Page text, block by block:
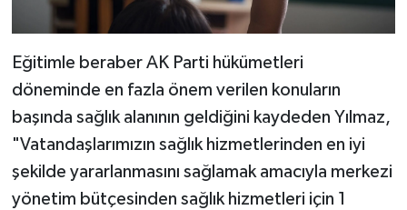
Eğitimle beraber AK Parti hükümetleri
döneminde en fazla önem verilen konuların
başında sağlık alanının geldiğini kaydeden Yılmaz,
"Vatandaşlarımızın sağlık hizmetlerinden en iyi
şekilde yararlanmasını sağlamak amacıyla merkezi
yönetim bütçesinden sağlık hizmetleri için 1